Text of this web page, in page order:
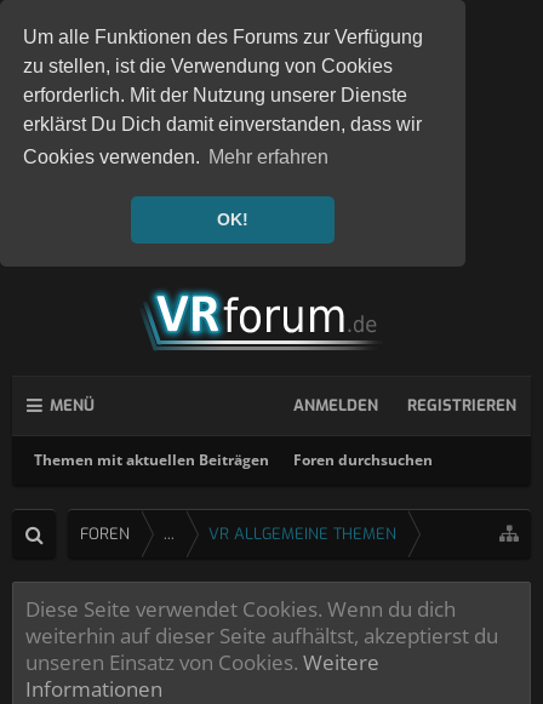
Um alle Funktionen des Forums zur Verfügung
zu stellen, ist die Verwendung von Cookies
erforderlich. Mit der Nutzung unserer Dienste
erklärst Du Dich damit einverstanden, dass wir
Cookies verwenden. Mehr erfahren
OK!
MENÜ
Themen mit aktuellen Beiträgen Foren durchsuchen
ANMELDEN REGISTRIEREN
FOREN ... VR ALLGEMEINE THEMEN
Diese Seite verwendet Cookies. Wenn du dich
weiterhin auf dieser Seite aufhältst, akzeptierst du
unseren Einsatz von Cookies. Weitere
Informationen